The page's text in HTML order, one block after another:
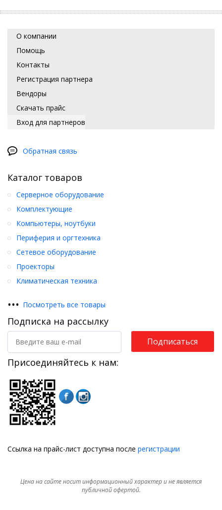
О компании
Помощь
Контакты
Регистрация партнера
Вендоры
Скачать прайс
Вход для партнеров
Обратная связь
Каталог товаров
Серверное оборудование
Комплектующие
Компьютеры, ноутбуки
Периферия и оргтехника
Сетевое оборудование
Проекторы
Климатическая техника
••• Посмотреть все товары
Подписка на рассылку
Подписаться
Присоединяйтесь к нам:
Ссылка на прайс-лист доступна после регистрации
Цена на сайте носит информационный характер и не является
публичной офертой.